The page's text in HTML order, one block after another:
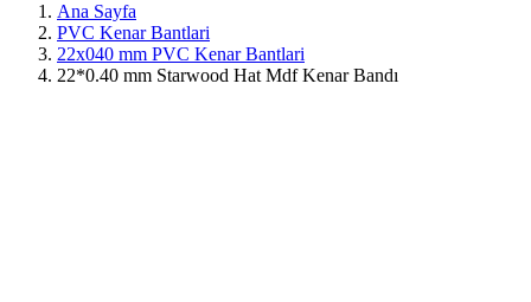
Ana Sayfa
PVC Kenar Bantlari
22x040 mm PVC Kenar Bantlari
22*0.40 mm Starwood Hat Mdf Kenar Bandı